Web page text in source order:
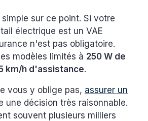
sur ce point. Si votre
électrique est un VAE
n'est pas obligatoire.
modèles limités à 250 W de
km/h d'assistance.
vous y oblige pas, assurer un
une décision très raisonnable.
souvent plusieurs milliers